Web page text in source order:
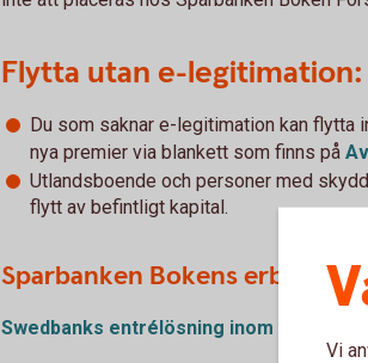
Flytta utan e-legitimation:
Du som saknar e-legitimation kan flytta
nya premier via blankett som finns på
Utlandsboende och personer med
flytt av befintligt kapital.
Sparbanken Bokens
Swedbanks entrélösning inom ITP
Vi